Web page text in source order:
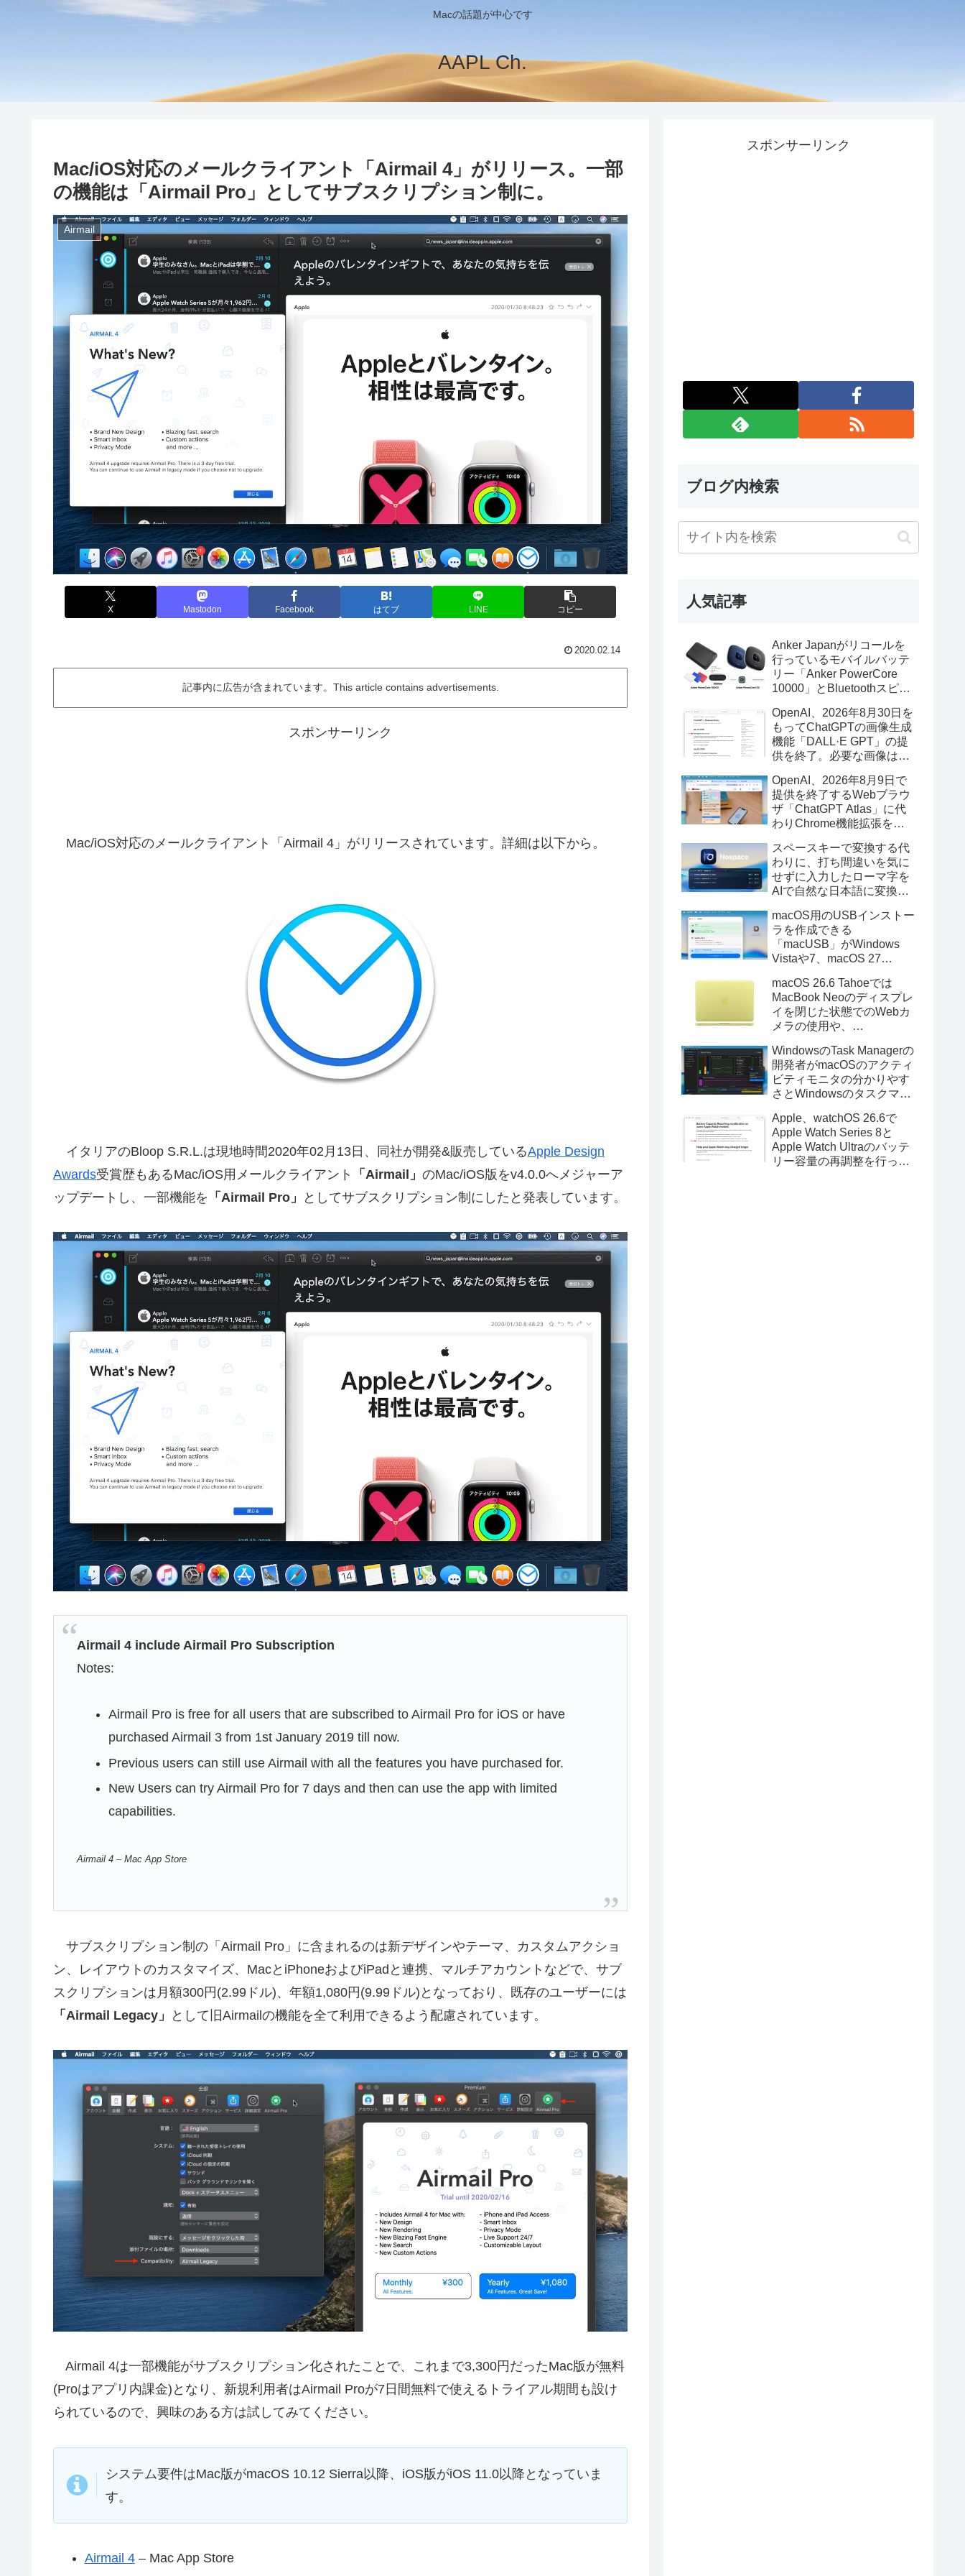
Macの話題が中心です
AAPL Ch.
Mac/iOS対応のメールクライアント「Airmail 4」がリリース。一部
の機能は「Airmail Pro」としてサブスクリプション制に。
Airmail
X Mastodon Facebook はてブ LINE コピー
2020.02.14
記事内に広告が含まれています。This article contains advertisements.
スポンサーリンク
Mac/iOS対応のメールクライアント「Airmail 4」がリリースされています。詳細は以下から。
イタリアのBloop S.R.L.は現地時間2020年02月13日、同社が開発&販売しているApple Design
Awards受賞歴もあるMac/iOS用メールクライアント 「Airmail」 のMac/iOS版をv4.0.0へメジャーア
ップデートし、一部機能を 「Airmail Pro」 としてサブスクリプション制にしたと発表しています。
Airmail 4 include Airmail Pro Subscription
Notes:
Airmail Pro is free for all users that are subscribed to Airmail Pro for iOS or have
purchased Airmail 3 from 1st January 2019 till now.
Previous users can still use Airmail with all the features you have purchased for.
New Users can try Airmail Pro for 7 days and then can use the app with limited
capabilities.
Airmail 4 – Mac App Store
サブスクリプション制の「Airmail Pro」に含まれるのは新デザインやテーマ、カスタムアクショ
ン、レイアウトのカスタマイズ、MacとiPhoneおよびiPadと連携、マルチアカウントなどで、サブ
スクリプションは月額300円(2.99ドル)、年額1,080円(9.99ドル)となっており、既存のユーザーには
「Airmail Legacy」
として旧Airmailの機能を全て利用できるよう配慮されています。
Airmail 4は一部機能がサブスクリプション化されたことで、これまで3,300円だったMac版が無料
(Proはアプリ内課金)となり、新規利用者はAirmail Proが7日間無料で使えるトライアル期間も設け
られているので、興味のある方は試してみてください。
システム要件はMac版がmacOS 10.12 Sierra以降、iOS版がiOS 11.0以降となっていま
す。
Airmail 4– Mac App Store
スポンサーリンク
ブログ内検索
人気記事
Anker Japanがリコールを
行っているモバイルバッテ
リー「Anker PowerCore
10000」とBluetoothスピー
辺を焼損する火災が6月に3
件発生していたそうなので
注意を。
OpenAI、2026年8月30日を
もってChatGPTの画像生成
機能「DALL·E GPT」の提
供を終了。必要な画像は期
OpenAI、2026年8月9日で
提供を終了するWebブラウ
ザ「ChatGPT Atlas」に代
わりChrome機能拡張をア
画の質問やAsk ChatGPT機
能を追加。
スペースキーで変換する代
わりに、打ち間違いを気に
せずに入力したローマ字を
AIで自然な日本語に変換し
力アプリ「Nospace」がリ
リース。
macOS用のUSBインストー
ラを作成できる
「macUSB」がWindows
Vistaや7、macOS 27
トーラの作成に対応。
macOS 26.6 Tahoeでは
MacBook Neoのディスプレ
イを閉じた状態でのWebカ
メラの使用や、
利用しMacBook Neoを復元
する際の安定性が向上。
WindowsのTask Managerの
開発者がmacOSのアクティ
ビティモニタの分かりやす
さとWindowsのタスクマネ
Mac用システムモニタアプ
リ「Task Manager TMOG」
のBeta版を公開。
Apple、watchOS 26.6で
Apple Watch Series 8と
Apple Watch Ultraのバッテ
リー容量の再調整を行った